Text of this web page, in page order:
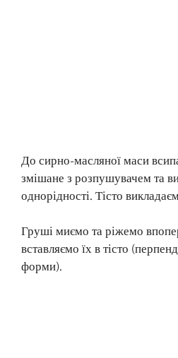
До сирно-масляної маси
змішане з розпушувачем та
однорідності. Тісто
Груші миємо та ріжемо
вставляємо їх в тісто
форми).